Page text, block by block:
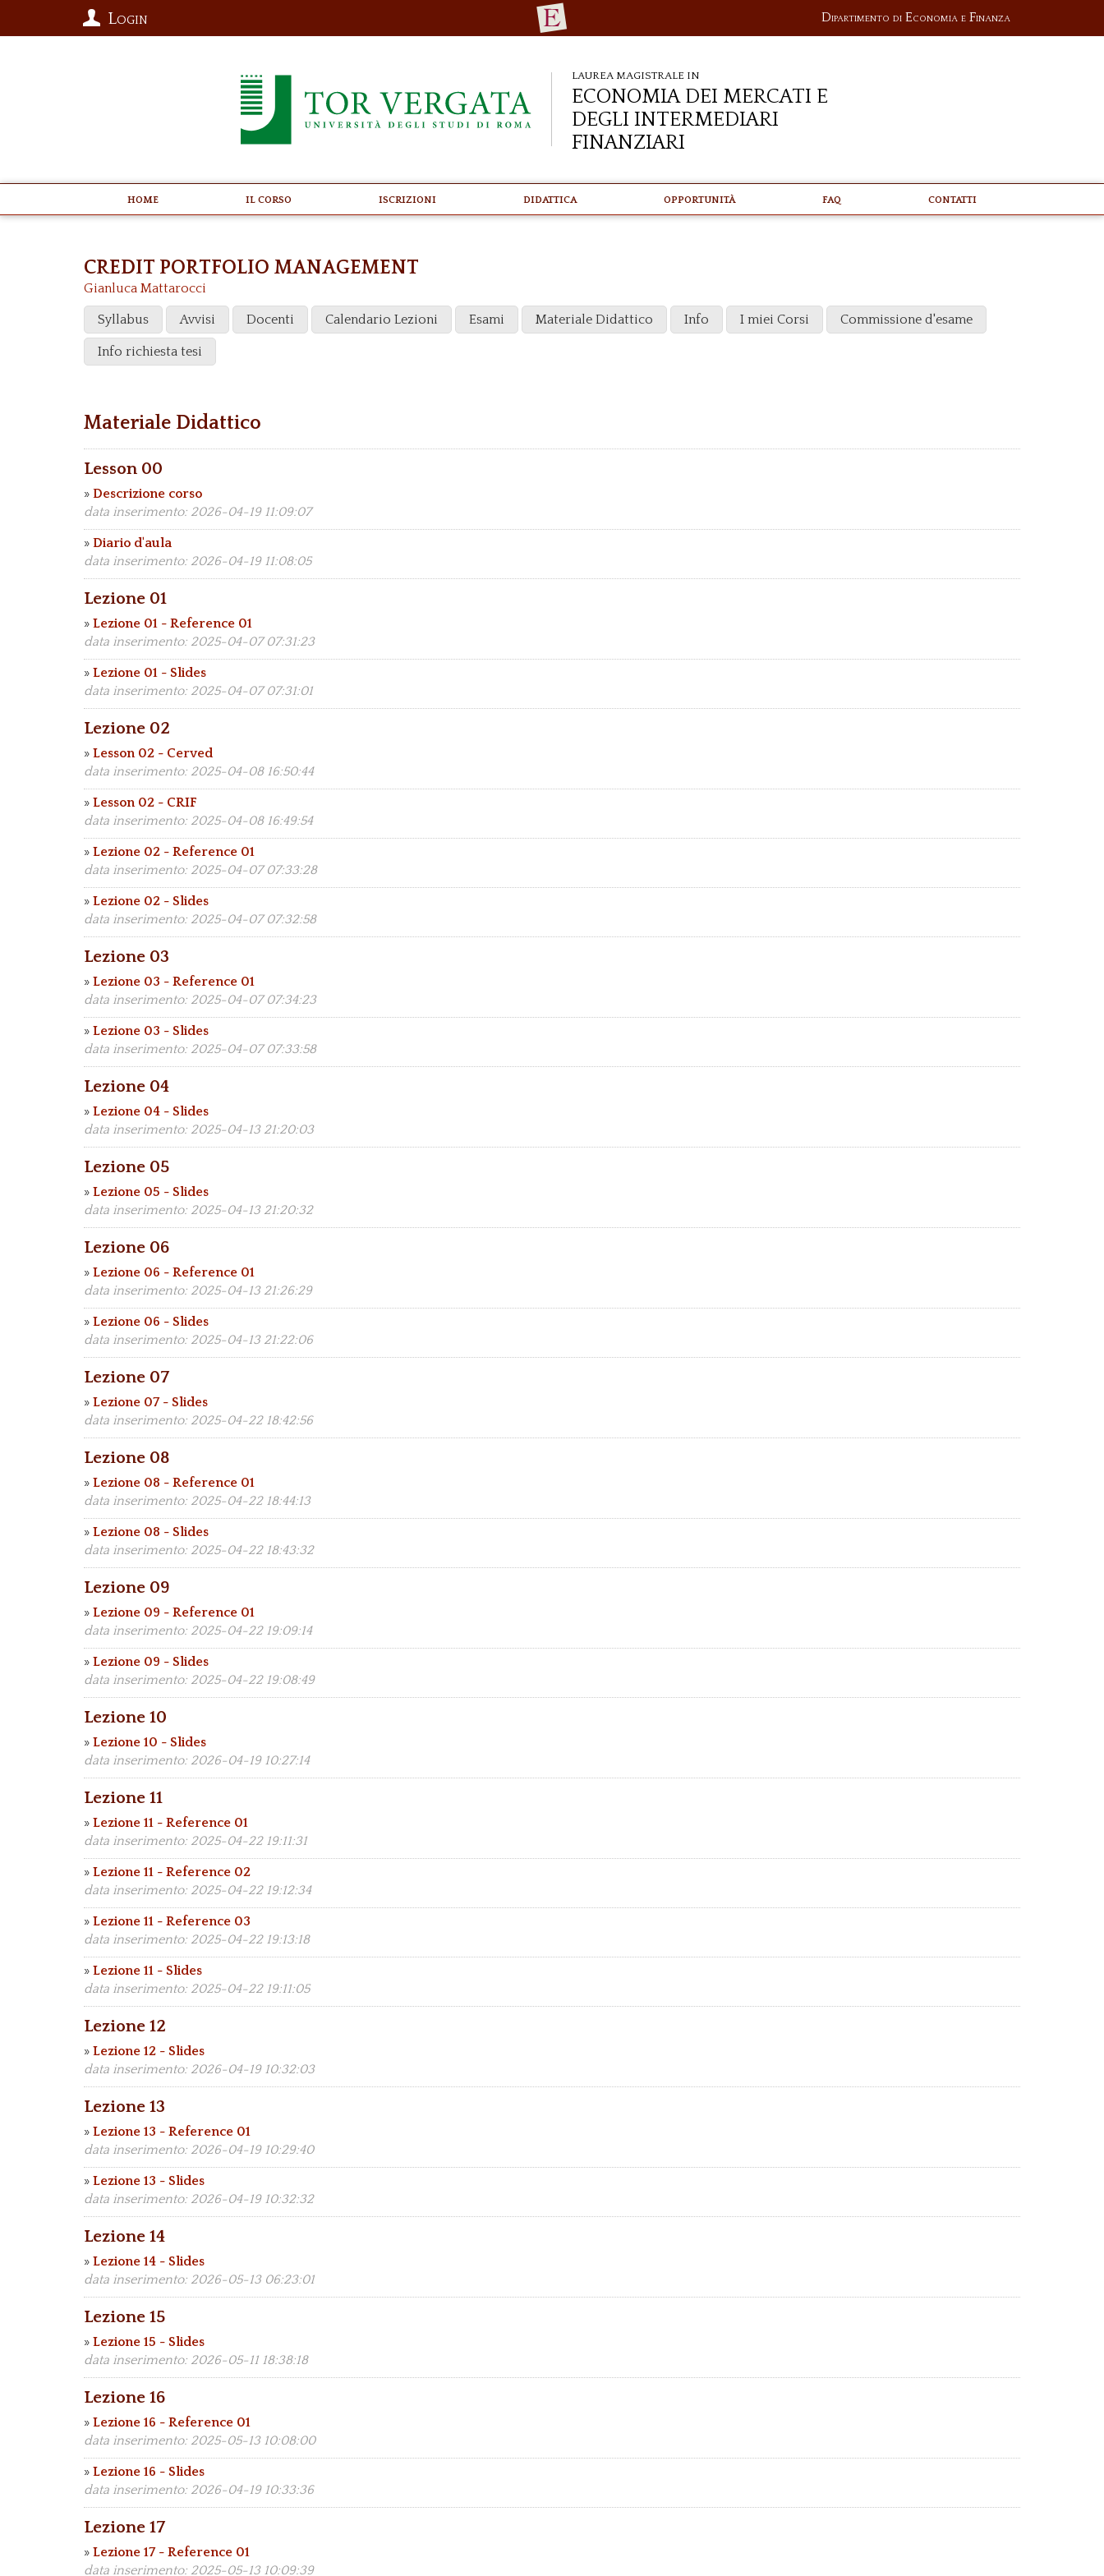
Dipartimento di Economia e Finanza
Login
Laurea Magistrale in
Economia dei Mercati e
degli Intermediari
Finanziari
Home Il Corso Iscrizioni Didattica Opportunità FAQ Contatti
CREDIT PORTFOLIO MANAGEMENT
Gianluca Mattarocci
Syllabus Avvisi Docenti Calendario Lezioni Esami Materiale Didattico Info I miei Corsi Commissione d'esame
Info richiesta tesi
Materiale Didattico
Lesson 00
» Descrizione corso
data inserimento: 2026-04-19 11:09:07
» Diario d'aula
data inserimento: 2026-04-19 11:08:05
Lezione 01
» Lezione 01 - Reference 01
data inserimento: 2025-04-07 07:31:23
» Lezione 01 - Slides
data inserimento: 2025-04-07 07:31:01
Lezione 02
» Lesson 02 - Cerved
data inserimento: 2025-04-08 16:50:44
» Lesson 02 - CRIF
data inserimento: 2025-04-08 16:49:54
» Lezione 02 - Reference 01
data inserimento: 2025-04-07 07:33:28
» Lezione 02 - Slides
data inserimento: 2025-04-07 07:32:58
Lezione 03
» Lezione 03 - Reference 01
data inserimento: 2025-04-07 07:34:23
» Lezione 03 - Slides
data inserimento: 2025-04-07 07:33:58
Lezione 04
» Lezione 04 - Slides
data inserimento: 2025-04-13 21:20:03
Lezione 05
» Lezione 05 - Slides
data inserimento: 2025-04-13 21:20:32
Lezione 06
» Lezione 06 - Reference 01
data inserimento: 2025-04-13 21:26:29
» Lezione 06 - Slides
data inserimento: 2025-04-13 21:22:06
Lezione 07
» Lezione 07 - Slides
data inserimento: 2025-04-22 18:42:56
Lezione 08
» Lezione 08 - Reference 01
data inserimento: 2025-04-22 18:44:13
» Lezione 08 - Slides
data inserimento: 2025-04-22 18:43:32
Lezione 09
» Lezione 09 - Reference 01
data inserimento: 2025-04-22 19:09:14
» Lezione 09 - Slides
data inserimento: 2025-04-22 19:08:49
Lezione 10
» Lezione 10 - Slides
data inserimento: 2026-04-19 10:27:14
Lezione 11
» Lezione 11 - Reference 01
data inserimento: 2025-04-22 19:11:31
» Lezione 11 - Reference 02
data inserimento: 2025-04-22 19:12:34
» Lezione 11 - Reference 03
data inserimento: 2025-04-22 19:13:18
» Lezione 11 - Slides
data inserimento: 2025-04-22 19:11:05
Lezione 12
» Lezione 12 - Slides
data inserimento: 2026-04-19 10:32:03
Lezione 13
» Lezione 13 - Reference 01
data inserimento: 2026-04-19 10:29:40
» Lezione 13 - Slides
data inserimento: 2026-04-19 10:32:32
Lezione 14
» Lezione 14 - Slides
data inserimento: 2026-05-13 06:23:01
Lezione 15
» Lezione 15 - Slides
data inserimento: 2026-05-11 18:38:18
Lezione 16
» Lezione 16 - Reference 01
data inserimento: 2025-05-13 10:08:00
» Lezione 16 - Slides
data inserimento: 2026-04-19 10:33:36
Lezione 17
» Lezione 17 - Reference 01
data inserimento: 2025-05-13 10:09:39